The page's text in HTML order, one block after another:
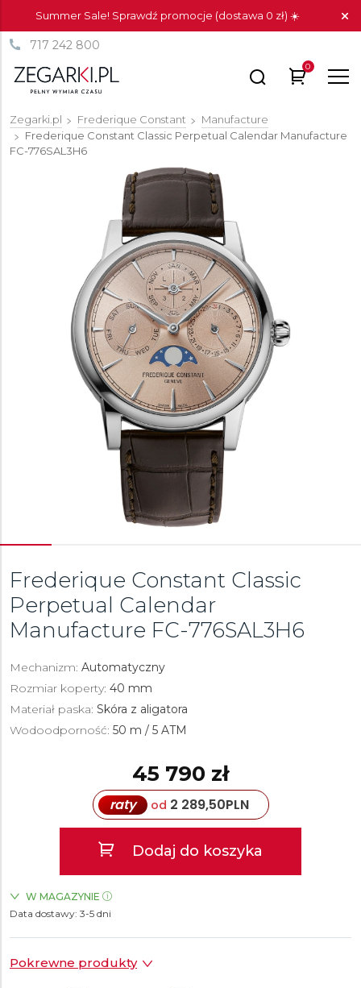
Summer Sale! Sprawdź promocje (dostawa 0 zł) ☀️
717 242 800
0
Zegarki.pl Frederique Constant
Manufacture
Frederique Constant Classic Perpetual Calendar Manufacture
FC-776SAL3H6
Frederique Constant Classic
Perpetual Calendar
Manufacture FC-776SAL3H6
Mechanizm: Automatyczny
Rozmiar koperty: 40 mm
Materiał paska: Skóra z aligatora
Wodoodporność: 50 m / 5 ATM
45 790 zł
raty od 2 289,50PLN
Dodaj do koszyka
W MAGAZYNIE
ZEGARKI.PL Posnania Poznań
Data dostawy: 3-5 dni
Pokrewne produkty